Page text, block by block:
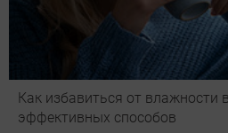
Как избавиться от влажности
эффективных способов